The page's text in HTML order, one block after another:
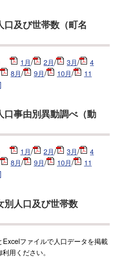
及び世帯数（町名
1月/ 2月/ 3月/
4
8月/ 9月/ 10月/
11
事由別異動調べ（動
1月/ 2月/ 3月/
4
8月/ 9月/ 10月/
11
別人口及び世帯数
ファイルで人口データを掲載
用ください。